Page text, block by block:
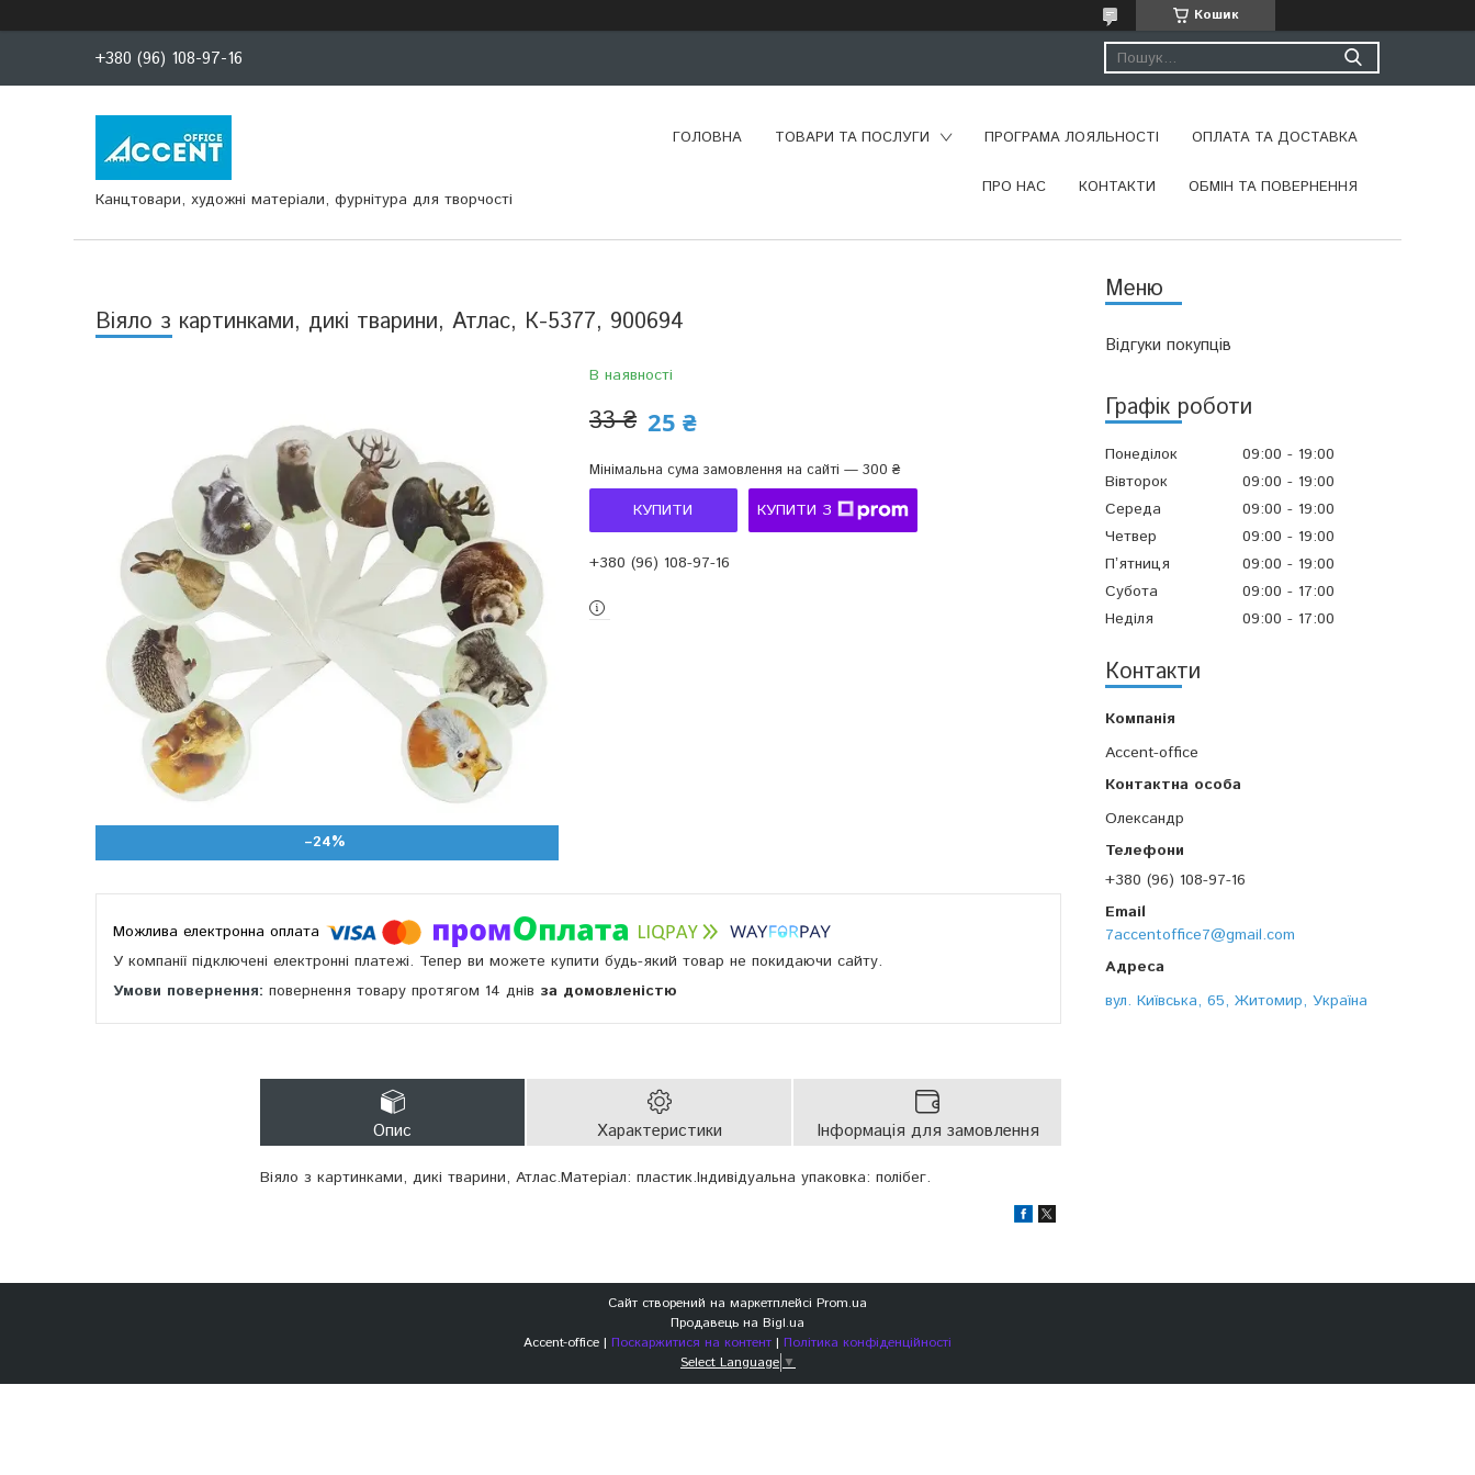
Кошик
+380 (96) 108-97-16
Канцтовари, художні матеріали, фурнітура для творчості
ГОЛОВНА ТОВАРИ ТА ПОСЛУГИ ПРОГРАМА ЛОЯЛЬНОСТІ ОПЛАТА ТА ДОСТАВКА
ПРО НАС КОНТАКТИ ОБМІН ТА ПОВЕРНЕННЯ
Відгуки покупців
Графік роботи
Понеділок 09:00
19:00
Вівторок
09:00
19:00
Середа
09:00
19:00
Четвер
09:00
19:00
Пʼятниця
09:00
19:00
Субота
09:00
17:00
Неділя
09:00 17:00
Контакти
Accent-office
Олександр
+380 (96) 108-97-16
7accentoffice7@gmail.com
вул. Київська, 65, Житомир, Україна
Віяло з картинками, дикі тварини, Атлас, К-5377, 900694
–24%
В наявності
33 ₴ 25 ₴
Мінімальна сума замовлення на сайті — 300 ₴
КУПИТИ КУПИТИ З
+380 (96) 108-97-16
У компанії підключені електронні платежі. Тепер ви можете купити будь-який товар не покидаючи сайту.
повернення товару протягом 14 днів за домовленістю
Опис Характеристики Інформація для замовлення
Віяло з картинками, дикі тварини, Атлас.Матеріал: пластик.Індивідуальна упаковка: полібег.
Сайт створений на маркетплейсі Prom.ua
Продавець на Bigl.ua
Accent-office | Поскаржитися на контент | Політика конфіденційності
Select Language ▼